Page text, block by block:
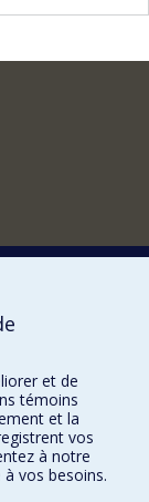
et de
témoins
et la
vos
à notre
vos besoins.